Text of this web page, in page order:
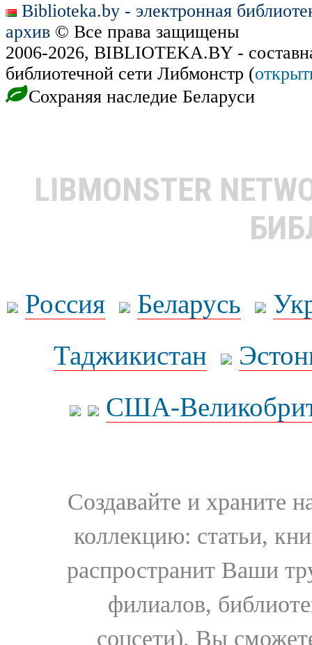
Biblioteka.by - электронная
архив © Все права защищены
2006-2026, BIBLIOTEKA.BY -
библиотечной сети Либмонстр (
Сохраняя наследие Беларуси
LIBMONSTER
Россия Беларусь
Таджикистан
США-
Создавайте и храните
коллекцию: статьи,
распространит Ваши
филиалов,
соцсети). Вы